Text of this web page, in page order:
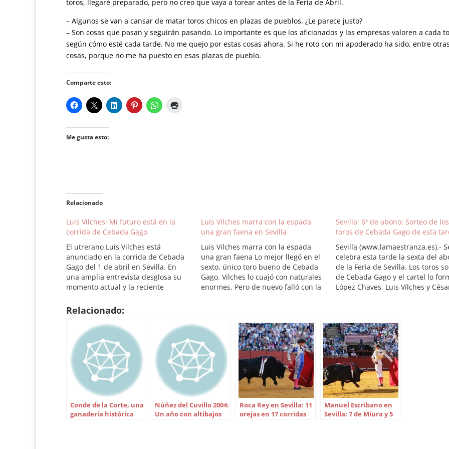
toros, llegaré preparado, pero no creo que vaya a torear antes de la Feria de Abril.
– Algunos se van a cansar de matar toros chicos en plazas de pueblos. ¿Le parece justo?
– Son cosas que pasan y seguirán pasando. Lo importante es que los aficionados y las empresas valoren a cada
según cómo esté cada tarde. No me quejo por estas cosas ahora. Si he roto con mi apoderado ha sido, entre otras
cosas, porque no me ha puesto en esas plazas de pueblo.
Comparte esto:
Me gusta esto:
Relacionado
Luis Vilches: Mi futuro está en la
corrida de Cebada Gago
El utrerano Luis Vilches está
anunciado en la corrida de Cebada
Gago del 1 de abril en Sevilla. En
una amplia entrevista desglosa su
momento actual y la reciente
Luis Vilches marra con la espada
una gran faena en Sevilla
Luis Vilches marra con la espada
una gran faena Lo mejor llegó en el
sexto, único toro bueno de Cebada
Gago. Vilches lo cuajó con naturales
enormes. Pero de nuevo falló con la
Sevilla: 6ª de abono: Sorteo de los
toros de Cebada Gago de esta
Sevilla (www.lamaestranza.es).-
celebra esta tarde la sexta del
de la Feria de Sevilla. Los toros
de Cebada Gago y el cartel lo
López Chaves, Luis Vilches y
Cárdeno…
Relacionado:
Conde de la Corte, una
ganadería histórica
Núñez del Cuvillo 2004:
Un año con altibajos
Roca Rey en Sevilla: 11
orejas en 17 corridas
Manuel Escribano en
Sevilla: 7 de Miura y 5